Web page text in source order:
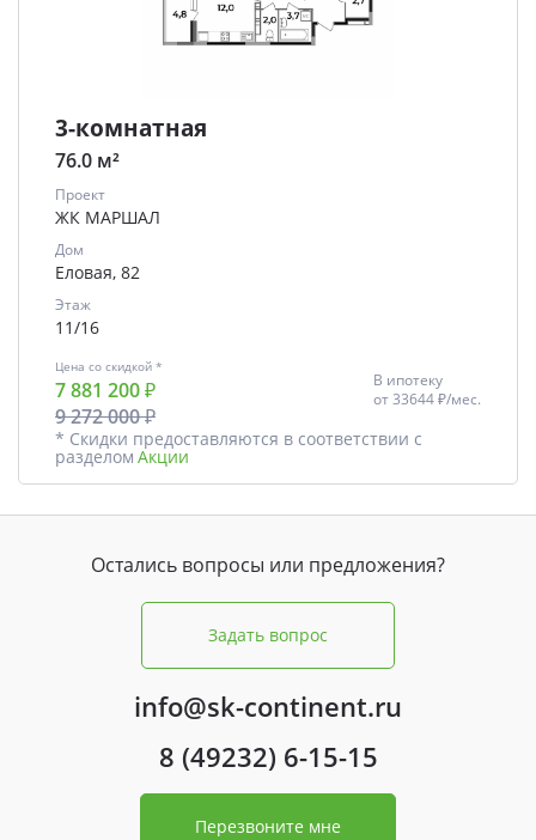
3-комнатная
76.0 м²
Проект
ЖК МАРШАЛ
Дом
Еловая, 82
Этаж
11/16
Цена со скидкой *
7 881 200 ₽
9 272 000 ₽
В ипотеку
от33644 ₽/мес.
* Скидки предоставляются в соответствии с
разделом Акции
Остались вопросы или предложения?
Задать вопрос
info@sk-continent.ru
8 (49232) 6-15-15
Перезвоните мне